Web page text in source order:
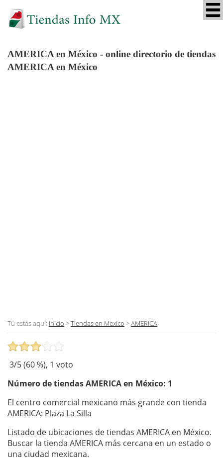
AMERICA en México - online directorio de tiendas
AMERICA en México
Tú estás aquí: Inicio >Tiendas en Mexico >AMERICA
3/5 (60%), 1 voto
Número de tiendasAMERICAen México: 1
El centro comercial mexicano más grande con tienda
AMERICA: Plaza La Silla
Listado de ubicaciones de tiendas AMERICA en México.
Buscar la tienda AMERICA más cercana en un estado o
una ciudad mexicana.